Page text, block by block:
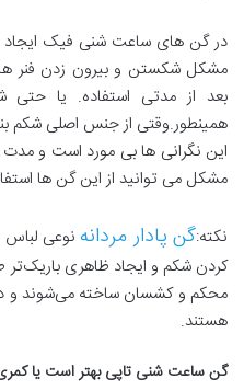
در گن های ساعت شنی فیک
مشکل شکستن و بیرون زدن فنر
بعد از مدتی استفاده. یا
همینطور.وقتی از جنس اصلی شکم
این نگرانی ها بی مورد است و
مشکل می توانید از این گن ها
نکته:گن پادار مردانهنوعی لباس
کردن شکم و ایجاد ظاهری باریک‌تر
محکم و کشسان ساخته می‌شوند و
هستند.
گن ساعت شنی تاپی بهتر است یا